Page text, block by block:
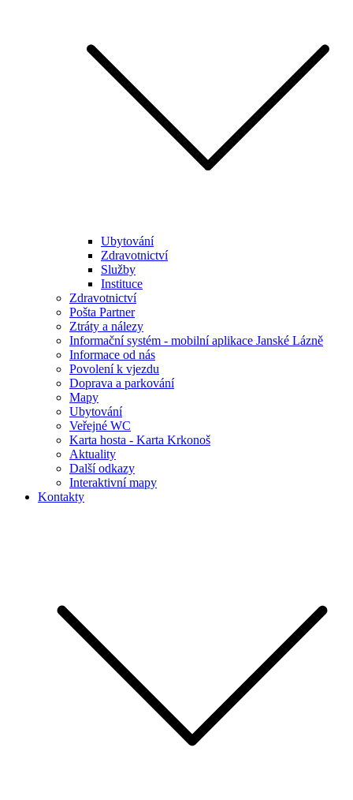
Ubytování
Zdravotnictví
Služby
Instituce
Zdravotnictví
Pošta Partner
Ztráty a nálezy
Informační systém - mobilní aplikace Janské Lázně
Informace od nás
Povolení k vjezdu
Doprava a parkování
Mapy
Ubytování
Veřejné WC
Karta hosta - Karta Krkonoš
Aktuality
Další odkazy
Interaktivní mapy
Kontakty